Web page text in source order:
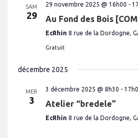
SAM
29
29 novembre 2025 @ 16h00 -
Au Fond des Bois
EcRhin 8 rue de la Dordogne,
Gratuit
décembre 2025
MER
3
3 décembre 2025 @ 8h30 -
Atelier “bredele”
EcRhin 8 rue de la Dordogne,